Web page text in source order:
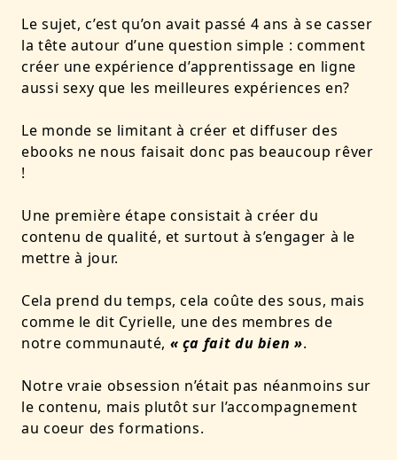
Le sujet, c’est qu’on avait passé 4 ans à se casser
la tête autour d’une question simple : comment
créer une expérience d’apprentissage en ligne
aussi sexy que les meilleures expériences en?
Le monde se limitant à créer et diffuser des
ebooks ne nous faisait donc pas beaucoup rêver
!
Une première étape consistait à créer du
contenu de qualité, et surtout à s’engager à le
mettre à jour.
Cela prend du temps, cela coûte des sous, mais
comme le dit Cyrielle, une des membres de
notre communauté, « ça fait du bien ».
Notre vraie obsession n’était pas néanmoins sur
le contenu, mais plutôt sur l’accompagnement
au coeur des formations.